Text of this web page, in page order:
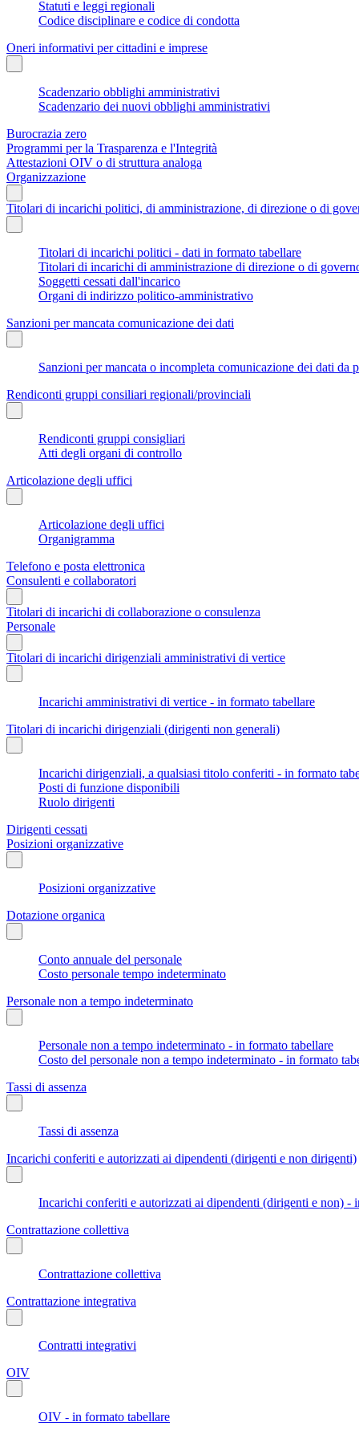
Statuti e leggi regionali
Codice disciplinare e codice di condotta
Oneri informativi per cittadini e imprese
Scadenzario obblighi amministrativi
Scadenzario dei nuovi obblighi amministrativi
Burocrazia zero
Programmi per la Trasparenza e l'Integrità
Attestazioni OIV o di struttura analoga
Organizzazione
Titolari di incarichi politici, di amministrazione, di direzione o di
Titolari di incarichi politici - dati in formato tabellare
Titolari di incarichi di amministrazione di direzione o di
Soggetti cessati dall'incarico
Organi di indirizzo politico-amministrativo
Sanzioni per mancata comunicazione dei dati
Sanzioni per mancata o incompleta comunicazione dei dati
Rendiconti gruppi consiliari regionali/provinciali
Rendiconti gruppi consigliari
Atti degli organi di controllo
Articolazione degli uffici
Articolazione degli uffici
Organigramma
Telefono e posta elettronica
Consulenti e collaboratori
Titolari di incarichi di collaborazione o consulenza
Personale
Titolari di incarichi dirigenziali amministrativi di vertice
Incarichi amministrativi di vertice - in formato tabellare
Titolari di incarichi dirigenziali (dirigenti non generali)
Incarichi dirigenziali, a qualsiasi titolo conferiti - in formato
Posti di funzione disponibili
Ruolo dirigenti
Dirigenti cessati
Posizioni organizzative
Posizioni organizzative
Dotazione organica
Conto annuale del personale
Costo personale tempo indeterminato
Personale non a tempo indeterminato
Personale non a tempo indeterminato - in formato tabellare
Costo del personale non a tempo indeterminato - in formato
Tassi di assenza
Tassi di assenza
Incarichi conferiti e autorizzati ai dipendenti (dirigenti e non dirigenti)
Incarichi conferiti e autorizzati ai dipendenti (dirigenti e non) -
Contrattazione collettiva
Contrattazione collettiva
Contrattazione integrativa
Contratti integrativi
OIV
OIV - in formato tabellare